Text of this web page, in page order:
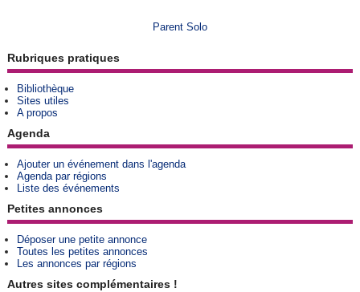
Parent Solo
Rubriques pratiques
Bibliothèque
Sites utiles
A propos
Agenda
Ajouter un événement dans l'agenda
Agenda par régions
Liste des événements
Petites annonces
Déposer une petite annonce
Toutes les petites annonces
Les annonces par régions
Autres sites complémentaires !